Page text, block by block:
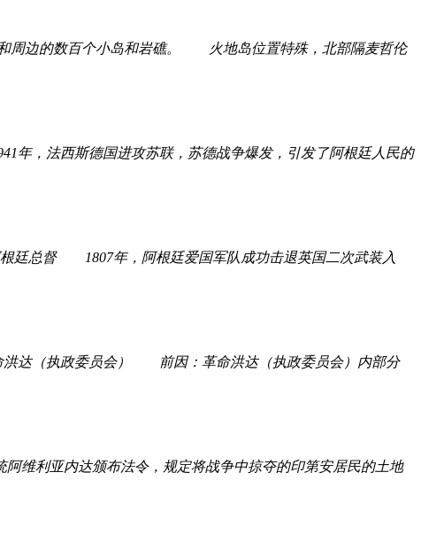
周边的数百个小岛和岩礁。 火地岛位置特殊，北部隔麦哲伦
西斯德国进攻苏联，苏德战争爆发，引发了阿根廷人民的
督 1807年，阿根廷爱国军队成功击退英国二次武装入
（执政委员会） 前因：革命洪达（执政委员会）内部分
维利亚内达颁布法令，规定将战争中掠夺的印第安居民的土地